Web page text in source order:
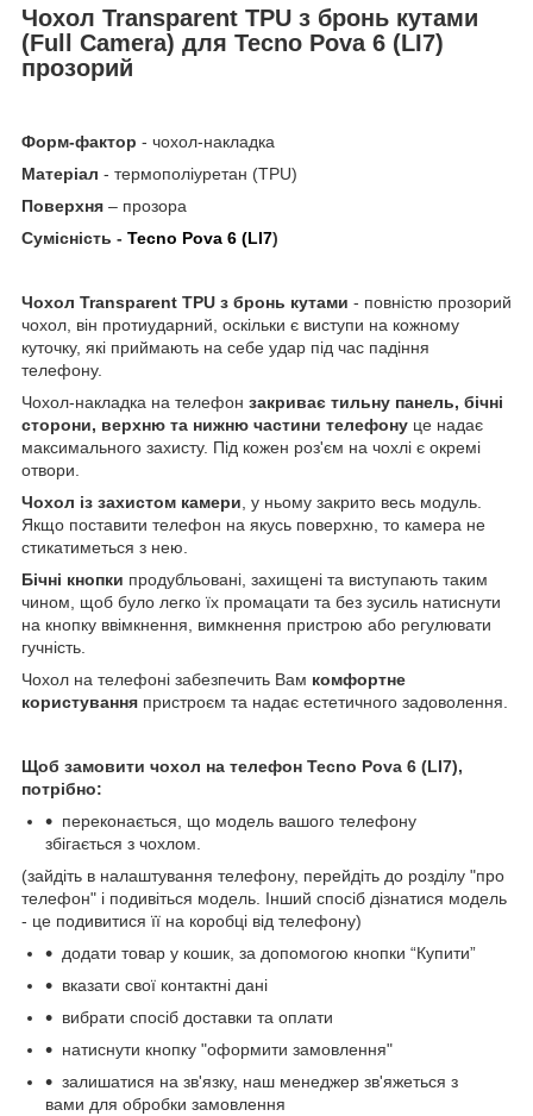
Чохол Transparent TPU з бронь кутами
(Full Camera) для Tecno Pova 6 (LI7)
прозорий
Форм-фактор - чохол-накладка
Матеріал - термополіуретан (TPU)
Поверхня – прозора
Сумісність - Tecno Pova 6 (LI7)
Чохол Transparent TPU з бронь кутами - повністю прозорий
чохол, він протиударний, оскільки є виступи на кожному
куточку, які приймають на себе удар під час падіння
телефону.
Чохол-накладка на телефон закриває тильну панель, бічні
сторони, верхню та нижню частини телефону це надає
максимального захисту. Під кожен роз'єм на чохлі є окремі
отвори.
Чохол із захистом камери, у ньому закрито весь модуль.
Якщо поставити телефон на якусь поверхню, то камера не
стикатиметься з нею.
Бічні кнопки продубльовані, захищені та виступають таким
чином, щоб було легко їх промацати та без зусиль натиснути
на кнопку ввімкнення, вимкнення пристрою або регулювати
гучність.
Чохол на телефоні забезпечить Вам комфортне
користування пристроєм та надає естетичного задоволення.
Щоб замовити чохол на телефон Tecno Pova 6 (LI7),
потрібно:
переконається, що модель вашого телефону
збігається з чохлом.
(зайдіть в налаштування телефону, перейдіть до розділу "про
телефон" і подивіться модель. Інший спосіб дізнатися модель
- це подивитися її на коробці від телефону)
додати товар у кошик, за допомогою кнопки “Купити”
вказати свої контактні дані
вибрати спосіб доставки та оплати
натиснути кнопку "оформити замовлення"
залишатися на зв'язку, наш менеджер зв'яжеться з
вами для обробки замовлення